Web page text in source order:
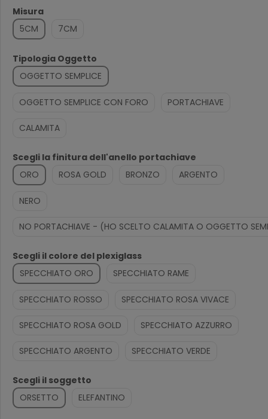
Misura
5CM
7CM
Tipologia Oggetto
OGGETTO SEMPLICE
OGGETTO SEMPLICE CON FORO PORTACHIAVE
CALAMITA
Scegli la finitura dell'anello portachiave
ORO
ROSA GOLD BRONZO ARGENTO
NERO
NO PORTACHIAVE - (HO SCELTO CALAMITA O OGGETTO
Scegli il colore del plexiglass
SPECCHIATO ORO
SPECCHIATO RAME
SPECCHIATO ROSSO SPECCHIATO ROSA VIVACE
SPECCHIATO ROSA GOLD SPECCHIATO AZZURRO
SPECCHIATO ARGENTO SPECCHIATO VERDE
Scegli il soggetto
ORSETTO
ELEFANTINO